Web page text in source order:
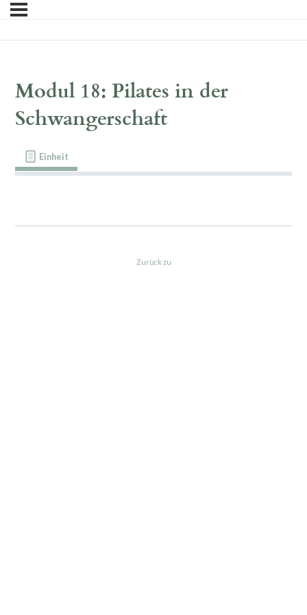
Modul 18: Pilates in der
Schwangerschaft
Einheit
Zurück zu